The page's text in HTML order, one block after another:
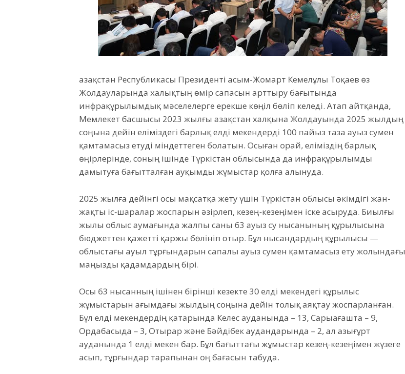
Қазақстан Республикасы Президенті Қасым-Жомарт Кемелұлы Тоқаев өз
Жолдауларында халықтың өмір сапасын арттыру бағытында
инфрақұрылымдық мәселелерге ерекше көңіл бөліп келеді. Атап айтқанда,
Мемлекет басшысы 2023 жылғы Қазақстан халқына Жолдауында 2025 жылдың
соңына дейін еліміздегі барлық елді мекендерді 100 пайыз таза ауыз сумен
қамтамасыз етуді міндеттеген болатын. Осыған орай, еліміздің барлық
өңірлерінде, соның ішінде Түркістан облысында да инфрақұрылымды
дамытуға бағытталған ауқымды жұмыстар қолға алынуда.
2025 жылға дейінгі осы мақсатқа жету үшін Түркістан облысы әкімдігі жан-
жақты іс-шаралар жоспарын әзірлеп, кезең-кезеңімен іске асыруда. Биылғы
жылы облыс аумағында жалпы саны 63 ауыз су нысанының құрылысына
бюджеттен қажетті қаржы бөлініп отыр. Бұл нысандардың құрылысы —
облыстағы ауыл тұрғындарын сапалы ауыз сумен қамтамасыз ету жолындағы
маңызды қадамдардың бірі.
Осы 63 нысанның ішінен бірінші кезекте 30 елді мекендегі құрылыс
жұмыстарын ағымдағы жылдың соңына дейін толық аяқтау жоспарланған.
Бұл елді мекендердің қатарында Келес ауданында – 13, Сарыағашта – 9,
Ордабасыда – 3, Отырар және Бәйдібек аудандарында – 2, ал Қазығұрт
ауданында 1 елді мекен бар. Бұл бағыттағы жұмыстар кезең-кезеңімен жүзеге
асып, тұрғындар тарапынан оң бағасын табуда.